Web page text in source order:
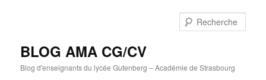
BLOG AMA CG/CV
Blog d'enseignants du lycée Gutenberg – Académie de Strasbourg